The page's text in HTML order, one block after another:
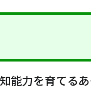
能力を育てる